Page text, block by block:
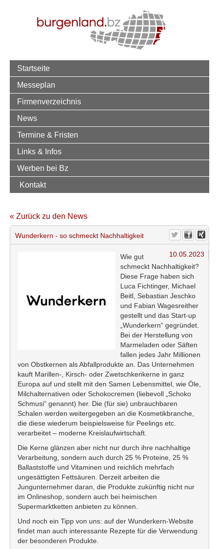
Startseite
Messeplan
Firmenverzeichnis
News
Termine & Fristen
Links & Infos
Werben bei Bz
Kontakt
« Zurück zu den News
Wunderkern - so schmeckt Nachhaltigkeit
10.05.2023
Wie gut
schmeckt Nachhaltigkeit?
Diese Frage haben sich
Luca Fichtinger, Michael
Beitl, Sebastian Jeschko
und Fabian Wagesreither
gestellt und das Start-up
„Wunderkern“ gegründet.
Bei der Herstellung von
Marmeladen oder Säften
fallen jedes Jahr Millionen
von Obstkernen als Abfallprodukte an. Das Unternehmen
kauft Marillen-, Kirsch- oder Zwetschkenkerne in ganz
Europa auf und stellt mit den Samen Lebensmittel, wie Öle,
Milchalternativen oder Schokocremen (liebevoll „Schoko
Schmusi“ genannt) her. Die (für sie) unbrauchbaren
Schalen werden weitergegeben an die Kosmetikbranche,
die diese wiederum beispielsweise für Peelings etc.
verarbeitet – moderne Kreislaufwirtschaft.
Die Kerne glänzen aber nicht nur durch ihre nachhaltige
Verarbeitung, sondern auch durch 25 % Proteine, 25 %
Ballaststoffe und Vitaminen und reichlich mehrfach
ungesättigten Fettsäuren. Derzeit arbeiten die
Jungunternehmer daran, die Produkte zukünftig nicht nur
im Onlineshop, sondern auch bei heimischen
Supermarktketten anbieten zu können.
Und noch ein Tipp von uns: auf der Wunderkern-Website
findet man auch interessante Rezepte für die Verwendung
der besonderen Produkte.